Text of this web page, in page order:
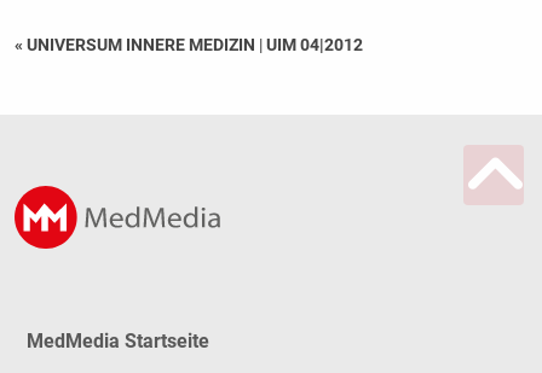
« UNIVERSUM INNERE MEDIZIN |UIM 04|2012
MedMedia Startseite